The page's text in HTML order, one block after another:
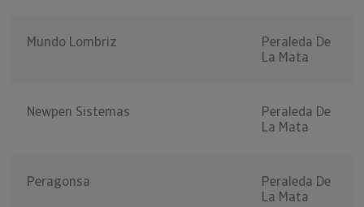
Mundo Lombriz
Peraleda De
La Mata
Newpen Sistemas
Peraleda De
La Mata
Peragonsa
Peraleda De
La Mata